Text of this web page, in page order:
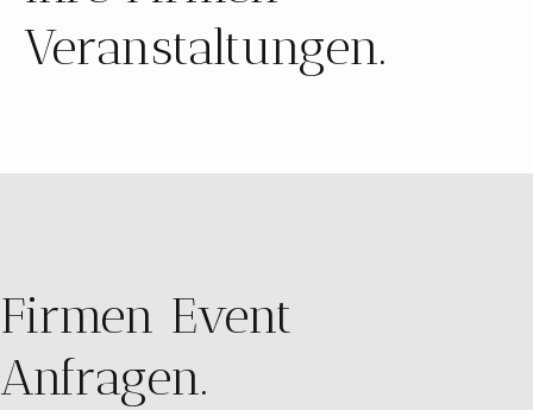
Veranstaltungen.
Firmen Event
Anfragen.